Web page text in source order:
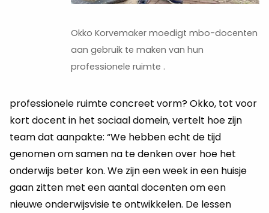
Okko Korvemaker moedigt mbo-docenten
aan gebruik te maken van hun
professionele ruimte .
professionele ruimte concreet vorm? Okko, tot voor
kort docent in het sociaal domein, vertelt hoe zijn
team dat aanpakte: “We hebben echt de tijd
genomen om samen na te denken over hoe het
onderwijs beter kon. We zijn een week in een huisje
gaan zitten met een aantal docenten om een
nieuwe onderwijsvisie te ontwikkelen. De lessen